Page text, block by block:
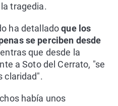
tragedia.
ha detalladoque los
se perciben desde
que desde la
a Soto del Cerrato, "se
claridad".
había unos